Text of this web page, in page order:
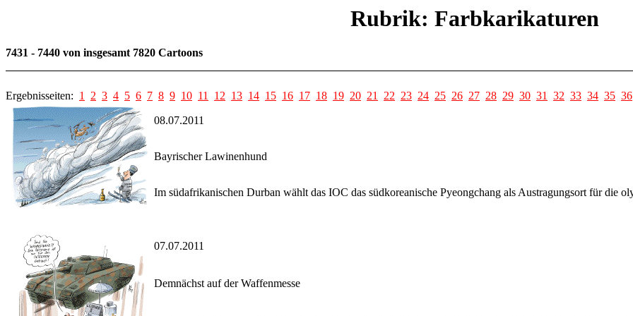
Rubrik: Farbkarikaturen
7431 - 7440 von insgesamt 7820 Cartoons
Ergebnisseiten: 1 2 3 4 5 6 7 8 9 10 11 12 13 14 15 16 17 18 19 20 21 22 23 24 25 26 27 28 29 30 31 32 33 34 35 36
08.07.2011
Bayrischer Lawinenhund
Im südafrikanischen Durban wählt das IOC das südkoreanische Pyeongchang als Austragungsort für die
07.07.2011
Demnächst auf der Waffenmesse